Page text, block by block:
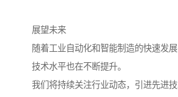
展望未来
随着工业自动化和智能制造的快速发
技术水平也在不断提升。
我们将持续关注行业动态，引进先进